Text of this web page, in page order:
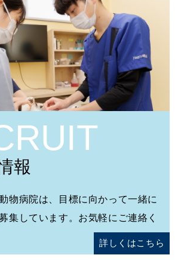
報
物病院は、目標に向かって一緒に
集しています。お気軽にご連絡く
詳しくはこちら